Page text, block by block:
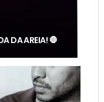
DA AREIA! 🛑